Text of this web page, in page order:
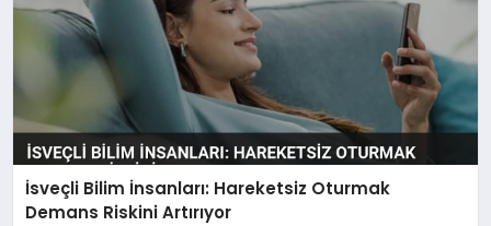
İsveçli Bilim İnsanları: Hareketsiz Oturmak
Demans Riskini Artırıyor